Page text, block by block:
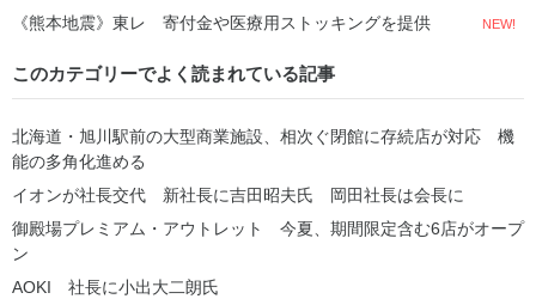
《熊本地震》東レ 寄付金や医療用ストッキングを提供 NEW!
このカテゴリーでよく読まれている記事
北海道・旭川駅前の大型商業施設、相次ぐ閉館に存続店が対応 機
能の多角化進める
イオンが社長交代 新社長に吉田昭夫氏 岡田社長は会長に
御殿場プレミアム・アウトレット 今夏、期間限定含む6店がオープ
ン
AOKI 社長に小出大二朗氏